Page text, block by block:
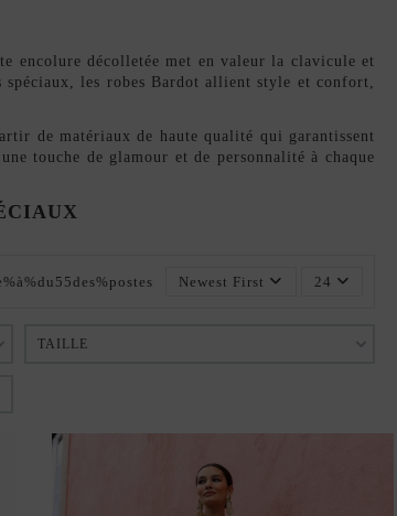
encolure décolletée met en valeur la clavicule et
les robes Bardot allient style et confort,
de matériaux de haute qualité qui garantissent
touche de glamour et de personnalité à chaque
Newest First 24
TAILLE